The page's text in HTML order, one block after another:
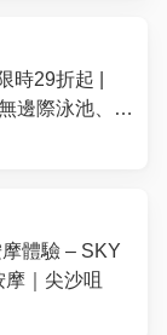
時29折起 |
邊際泳池、海
體驗 – SKY
｜尖沙咀